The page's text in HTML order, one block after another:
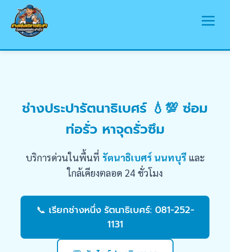
พื้นที่ให้บริการ
รวมรูปภาพ
ช่างประปารัตนาธิเบศร์ 💧💯 ซ่อม
ท่อรั่ว หาจุดรั่วซึม
บริการด่วนในพื้นที่ รัตนาธิเบศร์ นนทบุรีและ
ใกล้เคียงตลอด 24 ชั่วโมง
📞 เรียกช่างหนึ่ง รัตนาธิเบศร์: 081-252-
1131